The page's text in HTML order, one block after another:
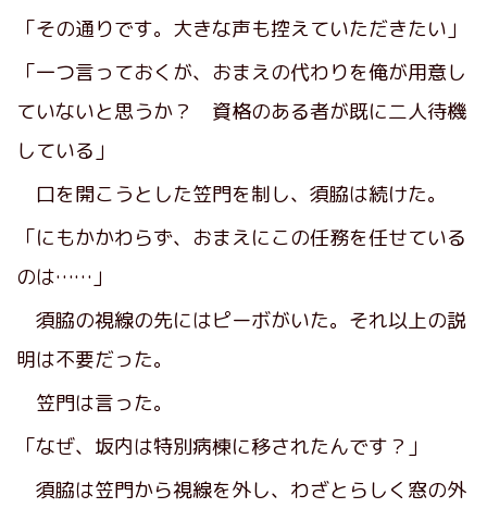
「その通りです。大きな声も控えていただきたい」
「一つ言っておくが、おまえの代わりを俺が用意し
ていないと思うか？ 資格のある者が既に二人待機
している」
口を開こうとした笠門を制し、須脇は続けた。
「にもかかわらず、おまえにこの任務を任せている
のは……」
須脇の視線の先にはピーボがいた。それ以上の説
明は不要だった。
笠門は言った。
「なぜ、坂内は特別病棟に移されたんです？」
須脇は笠門から視線を外し、わざとらしく窓の外